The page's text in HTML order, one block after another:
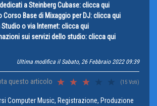
a Steinberg Cubase: clicca qui
Base di Mixaggio per DJ: clicca qui
o via Internet: clicca qui
sui servizi dello studio: clicca qui
Ultima modifica il Sabato, 26 Febbraio 2022 09:39
questo articolo (15 Voti)
Computer Music, Registrazione, Produzione